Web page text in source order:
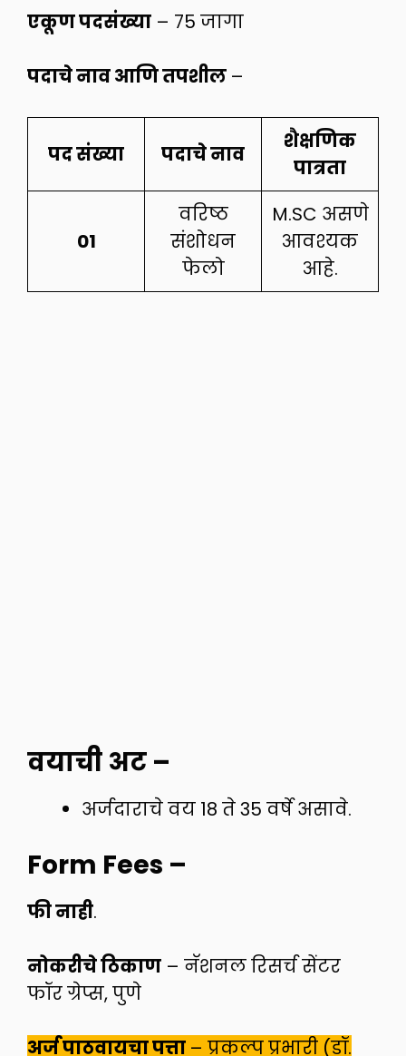
एकूण पदसंख्या – 75 जागा
पदाचे नाव आणि तपशील –
पद संख्या पदाचे नाव
शैक्षणिक
पात्रता
01
वरिष्ठ
संशोधन
फेलो
M.SC असणे
आवश्यक
आहे.
वयाची अट –
अर्जदाराचे वय 18 ते 35 वर्षे असावे.
Form Fees –
फी नाही.
नोकरीचे ठिकाण – नॅशनल रिसर्च सेंटर
फॉर ग्रेप्स, पुणे
अर्ज पाठवायचा पत्ता – प्रकल्प प्रभारी (डॉ.